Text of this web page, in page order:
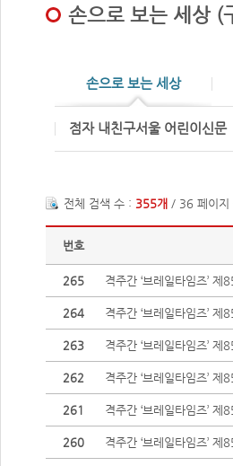
손으로 보는 세상 (
손으로 보는 세상
점자 내친구서울 어린이신문
전체 검색 수 : 355개 / 36 페이지
번호
265 격주간 ‘브레일타임즈’ 제
264 격주간 ‘브레일타임즈’ 제
263 격주간 ‘브레일타임즈’ 제
262 격주간 ‘브레일타임즈’ 제
261 격주간 ‘브레일타임즈’ 제
260 격주간 ‘브레일타임즈’ 제